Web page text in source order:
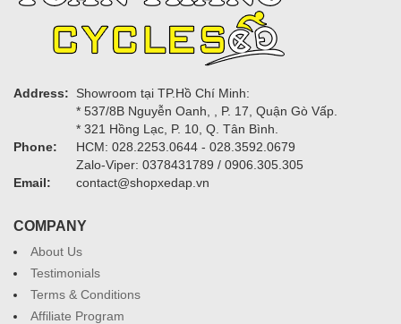
Address:
Showroom tại TP.Hồ Chí Minh:
* 537/8B Nguyễn Oanh, , P. 17, Quận Gò Vấp.
* 321 Hồng Lạc, P. 10, Q. Tân Bình.
Phone:
HCM: 028.2253.0644 - 028.3592.0679
Zalo-Viper: 0378431789 / 0906.305.305
Email:
contact@shopxedap.vn
COMPANY
About Us
Testimonials
Terms & Conditions
Affiliate Program